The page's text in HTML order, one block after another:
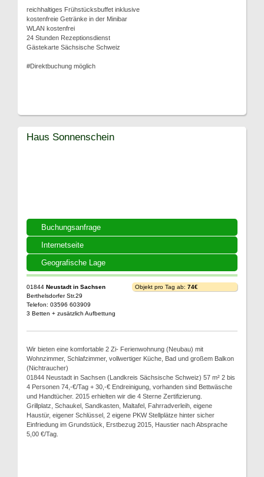
reichhaltiges Frühstücksbuffet inklusive
kostenfreie Getränke in der Minibar
WLAN kostenfrei
24 Stunden Rezeptionsdienst
Gästekarte Sächsische Schweiz
#Direktbuchung möglich
Buchungsanfrage
Internetseite
Geografische Lage
Haus Sonnenschein
01844 Neustadt in Sachsen
Berthelsdorfer Str.29
Telefon: 03596 603909
3 Betten + zusätzlich Aufbettung
Objekt pro Tag ab: 74€
Wir bieten eine komfortable 2 Zi- Ferienwohnung (Neubau) mit
Wohnzimmer, Schlafzimmer, vollwertiger Küche, Bad und großem Balkon
(Nichtraucher)
01844 Neustadt in Sachsen (Landkreis Sächsische Schweiz) 57 m² 2 bis
4 Personen 74,-€/Tag + 30,-€ Endreinigung, vorhanden sind Bettwäsche
und Handtücher. 2015 erhielten wir die 4 Sterne Zertifizierung.
Grillplatz, Schaukel, Sandkasten, Maltafel, Fahrradverleih, eigene
Haustür, eigener Schlüssel, 2 eigene PKW Stellplätze hinter sicher
Einfriedung im Grundstück, Erstbezug 2015, Haustier nach Absprache
5,00 €/Tag.